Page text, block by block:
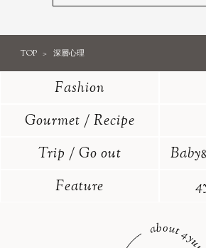
TOP 深層心理
Fashion
Gourmet / Recipe
Trip / Go out
Baby
Feature